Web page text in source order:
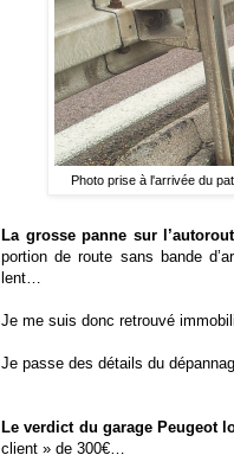
Photo prise à l'arrivée du
La grosse panne sur
portion de route sans bande
lent…
Je me suis donc retrouvé
Je passe des détails du
Le verdict du garage Peugeot
client » de 300€…